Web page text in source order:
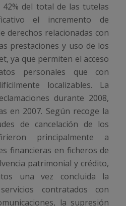
del total de las tutelas
el incremento de
derechos relacionadas con
prestaciones y uso de los
ya que permiten el acceso
personales que con
localizables. La
durante 2008,
en 2007. Según recoge la
de cancelación de los
principalmente a
financieras en ficheros de
patrimonial y crédito,
una vez concluida la
contratados con
la supresión